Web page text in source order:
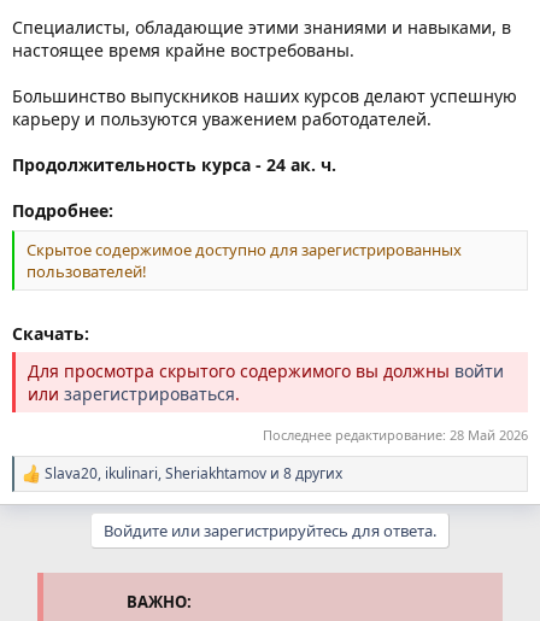
Специалисты, обладающие этими знаниями и навыками, в
настоящее время крайне востребованы.
Большинство выпускников наших курсов делают успешную
карьеру и пользуются уважением работодателей.
Продолжительность курса - 24 ак. ч.
Подробнее:
Скрытое содержимое доступно для зарегистрированных
пользователей!
Скачать:
Для просмотра скрытого содержимого вы должны войти
или зарегистрироваться.
Последнее редактирование: 28 Май 2026
Р
е
Slava20, ikulinari,Sheriakhtamov и 8 других
Войдите или зарегистрируйтесь для ответа.
ВАЖНО: